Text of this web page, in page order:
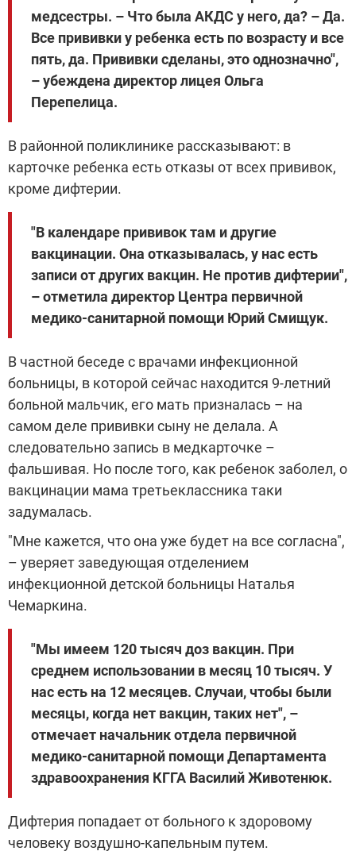
медсестры. – Что была АКДС у него, да? – Да.
Все прививки у ребенка есть по возрасту и все
пять, да. Прививки сделаны, это однозначно",
– убеждена директор лицея Ольга
Перепелица.
В районной поликлинике рассказывают: в
карточке ребенка есть отказы от всех прививок,
кроме дифтерии.
"В календаре прививок там и другие
вакцинации. Она отказывалась, у нас есть
записи от других вакцин. Не против дифтерии",
– отметила директор Центра первичной
медико-санитарной помощи Юрий Смищук.
В частной беседе с врачами инфекционной
больницы, в которой сейчас находится 9-летний
больной мальчик, его мать призналась – на
самом деле прививки сыну не делала. А
следовательно запись в медкарточке –
фальшивая. Но после того, как ребенок заболел, о
вакцинации мама третьеклассника таки
задумалась.
"Мне кажется, что она уже будет на все согласна",
– уверяет заведующая отделением
инфекционной детской больницы Наталья
Чемаркина.
"Мы имеем 120 тысяч доз вакцин. При
среднем использовании в месяц 10 тысяч. У
нас есть на 12 месяцев. Случаи, чтобы были
месяцы, когда нет вакцин, таких нет", –
отмечает начальник отдела первичной
медико-санитарной помощи Департамента
здравоохранения КГГА Василий Животенюк.
Дифтерия попадает от больного к здоровому
человеку воздушно-капельным путем.